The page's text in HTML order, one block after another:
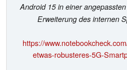
Android 15 in einer
Erweiterung des internen
https://
etwas-robusteres-5G-